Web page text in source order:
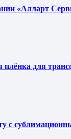
«Алларт
для
с